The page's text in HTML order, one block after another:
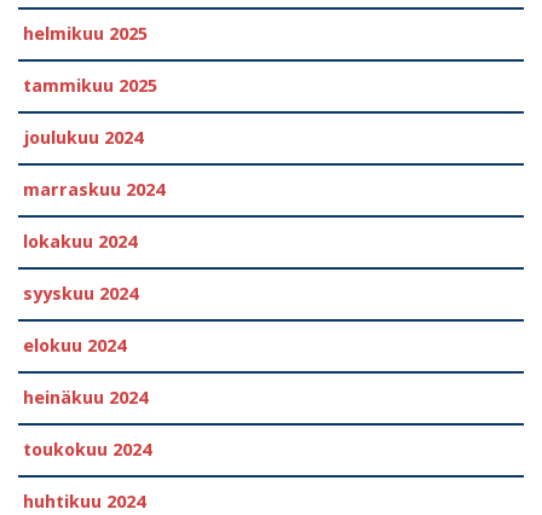
helmikuu 2025
tammikuu 2025
joulukuu 2024
marraskuu 2024
lokakuu 2024
syyskuu 2024
elokuu 2024
heinäkuu 2024
toukokuu 2024
huhtikuu 2024